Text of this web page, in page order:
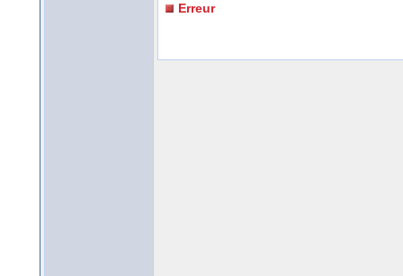
Erreur